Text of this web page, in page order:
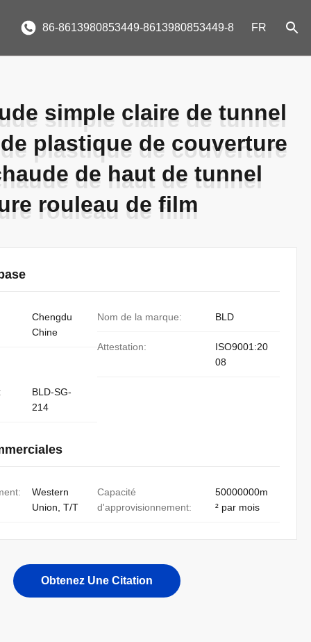
86-8613980853449-8613980853449-8 FR
simple claire de tunnel
plastique de couverture
de haut de tunnel
rouleau de film
simple claire de tunnel
plastique de couverture
de haut de tunnel
rouleau de film
Chengdu
Chine
Nom de la marque: BLD
Attestation:
ISO9001:20
08
BLD-SG-
214
Western
Union, T/T
Capacité
d'approvisionnement:
50000000m
² par mois
Obtenez Une Citation